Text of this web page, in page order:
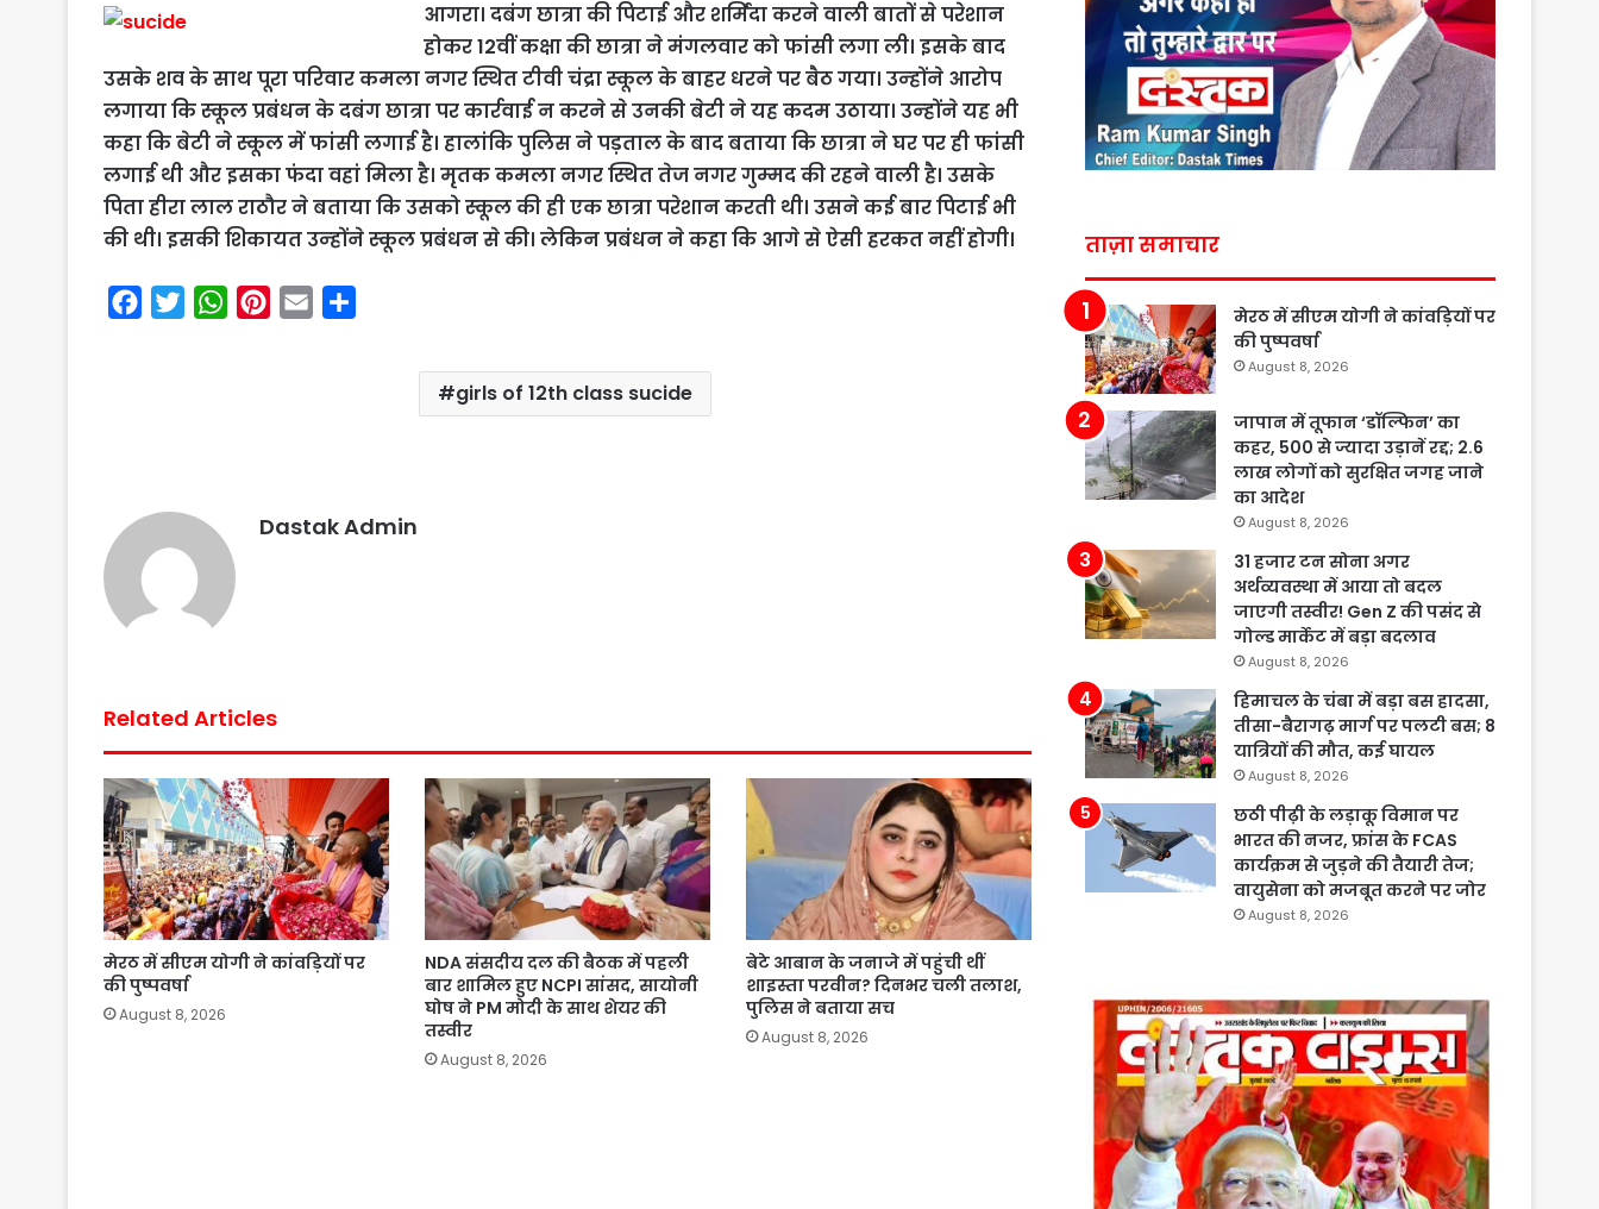
आगरा। दबंग छात्रा की पिटाई और शर्मिंदा करने वाली बातों से परेशान
होकर 12वीं कक्षा की छात्रा ने मंगलवार को फांसी लगा ली। इसके बाद
उसके शव के साथ पूरा परिवार कमला नगर स्थित टीवी चंद्रा स्‍कूल के बाहर धरने पर बैठ गया। उन्‍होंने आरोप
लगाया कि स्‍कूल प्रबंधन के दबंग छात्रा पर कार्रवाई न करने से उनकी बेटी ने यह कदम उठाया। उन्‍होंने यह भी
कहा कि बेटी ने स्‍कूल में फांसी लगाई है। हालांकि पुलिस ने पड़ताल के बाद बताया कि छात्रा ने घर पर ही फांसी
लगाई थी और इसका फंदा वहां मिला है। मृतक कमला नगर स्थित तेज नगर गुम्‍मद की रहने वाली है। उसके
पिता हीरा लाल राठौर ने बताया कि उसको स्‍कूल की ही एक छात्रा परेशान करती थी। उसने कई बार पिटाई भी
की थी। इसकी शिकायत उन्‍होंने स्‍कूल प्रबंधन से की। लेकिन प्रबंधन ने कहा कि आगे से ऐसी हरकत नहीं होगी।
W
s
girls of 12th class sucide
Dastak Admin
Related Articles
मेरठ में सीएम योगी ने कांवड़ियों पर
की पुष्पवर्षा
August 8, 2026
NDA संसदीय दल की बैठक में पहली
बार शामिल हुए NCPI सांसद, सायोनी
घोष ने PM मोदी के साथ शेयर की
तस्वीर
August 8, 2026
बेटे आबान के जनाजे में पहुंची थीं
शाइस्ता परवीन? दिनभर चली तलाश,
पुलिस ने बताया सच
August 8, 2026
ताज़ा समाचार
मेरठ में सीएम योगी ने कांवड़ियों पर
की पुष्पवर्षा
August 8, 2026
जापान में तूफान ‘डॉल्फिन’ का
कहर, 500 से ज्यादा उड़ानें रद्द; 2.6
लाख लोगों को सुरक्षित जगह जाने
का आदेश
August 8, 2026
31 हजार टन सोना अगर
अर्थव्यवस्था में आया तो बदल
जाएगी तस्वीर! Gen Z की पसंद से
गोल्ड मार्केट में बड़ा बदलाव
August 8, 2026
हिमाचल के चंबा में बड़ा बस हादसा,
तीसा-बैरागढ़ मार्ग पर पलटी बस; 8
यात्रियों की मौत, कई घायल
August 8, 2026
छठी पीढ़ी के लड़ाकू विमान पर
भारत की नजर, फ्रांस के FCAS
कार्यक्रम से जुड़ने की तैयारी तेज;
वायुसेना को मजबूत करने पर जोर
August 8, 2026